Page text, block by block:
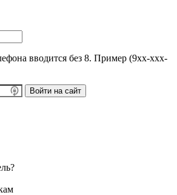
вводится без 8. Пример (9хх-ххх-
Войти на сайт